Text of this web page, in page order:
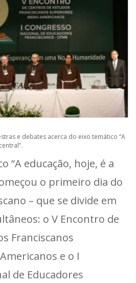
e debates acerca do eixo temático “A
“A educação, hoje, é a
o primeiro dia do
– que se divide em
o V Encontro de
Franciscanos
e o I
de Educadores